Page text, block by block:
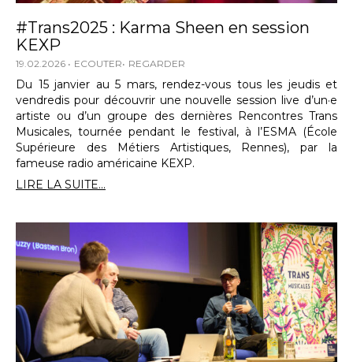
#Trans2025 : Karma Sheen en session
KEXP
19.02.2026 ECOUTER REGARDER
Du 15 janvier au 5 mars, rendez-vous tous les jeudis et
vendredis pour découvrir une nouvelle session live d’un·e
artiste ou d’un groupe des dernières Rencontres Trans
Musicales, tournée pendant le festival, à l’ESMA (École
Supérieure des Métiers Artistiques, Rennes), par la
fameuse radio américaine KEXP.
LIRE LA SUITE...